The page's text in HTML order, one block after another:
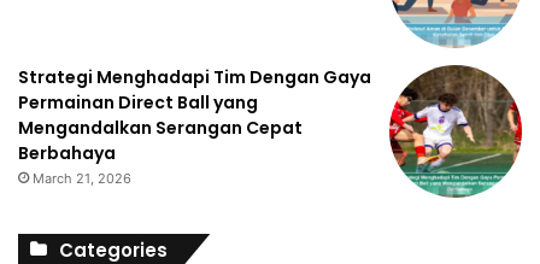
Strategi Menghadapi Tim Dengan Gaya
Permainan Direct Ball yang
Mengandalkan Serangan Cepat
Berbahaya
March 21, 2026
Categories